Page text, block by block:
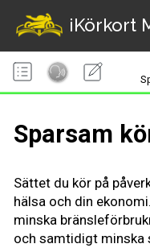
iKörkort
Sparsam
Sättet du kör på
hälsa och din
minska
och samtidigt minska